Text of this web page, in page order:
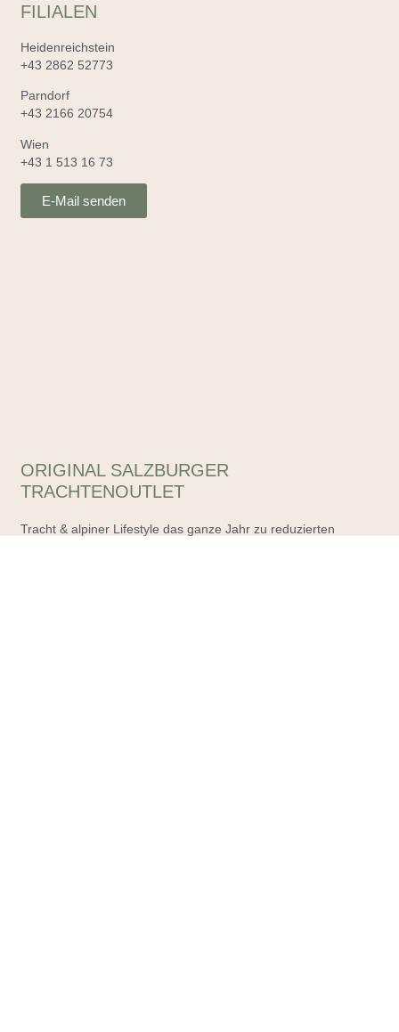
ORIGINAL SALZBURGER
TRACHTENOUTLET
Tracht & alpiner Lifestyle das ganze Jahr zu reduzierten
FILIALEN
Heidenreichstein
+43 2862 52773
Parndorf
+43 2166 20754
Wien
+43 1 513 16 73
E-Mail senden